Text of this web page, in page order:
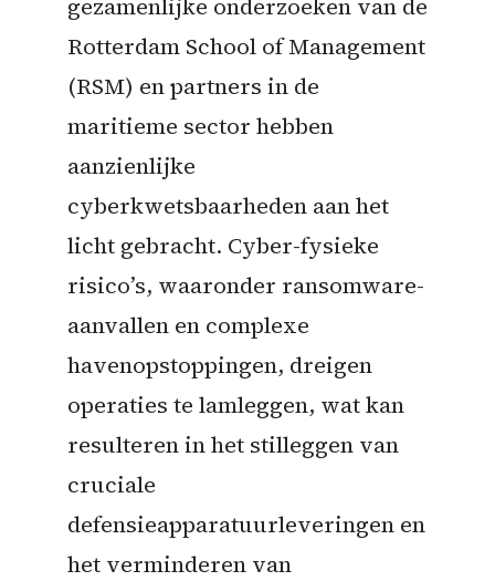
gezamenlijke onderzoeken van de
Rotterdam School of Management
(RSM) en partners in de
maritieme sector hebben
aanzienlijke
cyberkwetsbaarheden aan het
licht gebracht. Cyber-fysieke
risico’s, waaronder ransomware-
aanvallen en complexe
havenopstoppingen, dreigen
operaties te lamleggen, wat kan
resulteren in het stilleggen van
cruciale
defensieapparatuurleveringen en
het verminderen van